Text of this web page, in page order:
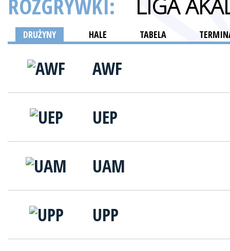
ROZGRYWKI: LIGA
DRUŻYNY HALE TABELA
AWF
UEP
UAM
UPP